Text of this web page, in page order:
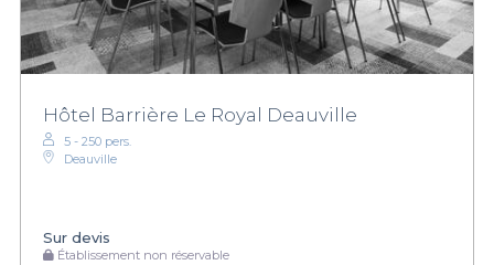
Hôtel Barrière Le Royal Deauville
5 - 250 pers.
Deauville
Sur devis
Établissement non réservable